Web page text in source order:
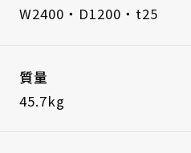
W2400・D1200・t25
質量
45.7kg